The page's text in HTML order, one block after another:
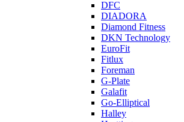
DFC
DIADORA
Diamond Fitness
DKN Technology
EuroFit
Fitlux
Foreman
G-Plate
Galafit
Go-Elliptical
Halley